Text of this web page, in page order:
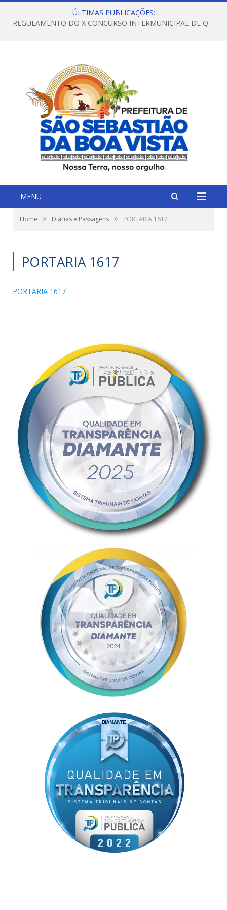
ÚLTIMAS PUBLICAÇÕES:
REGULAMENTO DO X CONCURSO INTERMUNICIPAL DE QUADRILHAS JUNINAS – 2026 – ARRAIÁ DA VENEZA
MENU
Home » Diárias e Passagens » PORTARIA 1617
PORTARIA 1617
PORTARIA 1617